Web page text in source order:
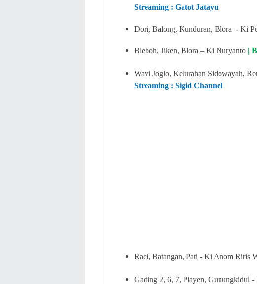
Streaming : Gatot Jatayu
Dori, Balong, Kunduran, Blora - Ki
Bleboh, Jiken, Blora – Ki Nuryanto |
Wavi Joglo, Kelurahan Sidowayah,
Streaming : Sigid Channel
Raci, Batangan, Pati - Ki Anom Riris
Gading 2, 6, 7, Playen, Gunungkidul